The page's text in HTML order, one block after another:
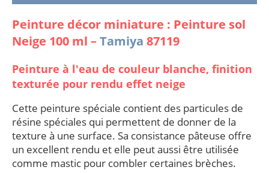
Peinture décor miniature : Peinture sol
Neige 100 ml –Tamiya 87119
Peinture à l'eau de couleur blanche, finition
texturée pour rendu effet neige
Cette peinture spéciale contient des particules de
résine spéciales qui permettent de donner de la
texture à une surface. Sa consistance pâteuse offre
un excellent rendu et elle peut aussi être utilisée
comme mastic pour combler certaines brèches.